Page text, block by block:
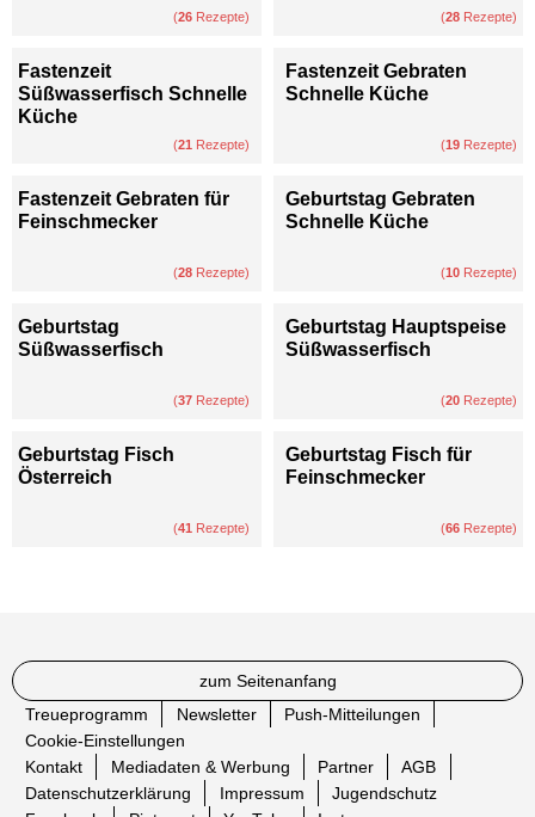
(26 Rezepte) (28 Rezepte)
Fastenzeit
Süßwasserfisch Schnelle
Küche
(21 Rezepte)
Fastenzeit Gebraten
Schnelle Küche
(19 Rezepte)
Fastenzeit Gebraten für
Feinschmecker
(28 Rezepte)
Geburtstag Gebraten
Schnelle Küche
(10 Rezepte)
Geburtstag
Süßwasserfisch
(37 Rezepte)
Geburtstag Hauptspeise
Süßwasserfisch
(20 Rezepte)
Geburtstag Fisch
Österreich
(41 Rezepte)
Geburtstag Fisch für
Feinschmecker
(66 Rezepte)
zum Seitenanfang
Treueprogramm
Newsletter
Push-Mitteilungen
Cookie-Einstellungen
Kontakt
Mediadaten & Werbung Partner
AGB
Datenschutzerklärung
Impressum
Jugendschutz